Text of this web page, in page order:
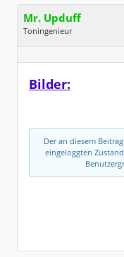
Mr. Upduff
Toningenieur
Geschlecht:
keine
Alter:
65
Beiträge:
Dabei seit:
Bilder:
Der an diesem
eingeloggten